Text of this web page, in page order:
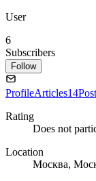
User
6
Subscribers
Follow
ProfileArticles14
Rating
Does not
Location
Москва,